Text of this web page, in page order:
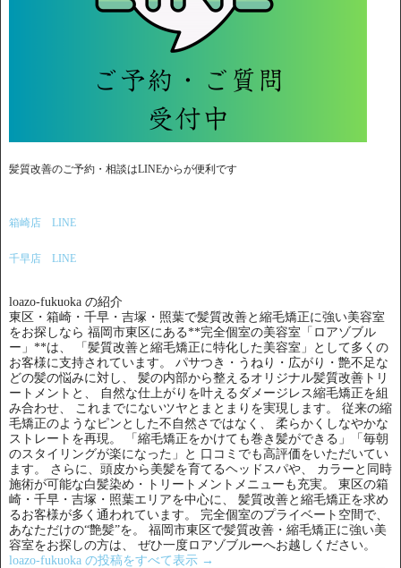
髪質改善のご予約・相談はLINEからが便利です
箱崎店 LINE
千早店 LINE
loazo-fukuoka の紹介
東区・箱崎・千早・吉塚・照葉で髪質改善と縮毛矯正に強い美容室
をお探しなら 福岡市東区にある**完全個室の美容室「ロアゾブル
ー」**は、 「髪質改善と縮毛矯正に特化した美容室」として多くの
お客様に支持されています。 パサつき・うねり・広がり・艶不足な
どの髪の悩みに対し、 髪の内部から整えるオリジナル髪質改善トリ
ートメントと、 自然な仕上がりを叶えるダメージレス縮毛矯正を組
み合わせ、 これまでにないツヤとまとまりを実現します。 従来の縮
毛矯正のようなピンとした不自然さではなく、 柔らかくしなやかな
ストレートを再現。 「縮毛矯正をかけても巻き髪ができる」「毎朝
のスタイリングが楽になった」と 口コミでも高評価をいただいてい
ます。 さらに、頭皮から美髪を育てるヘッドスパや、 カラーと同時
施術が可能な白髪染め・トリートメントメニューも充実。 東区の箱
崎・千早・吉塚・照葉エリアを中心に、 髪質改善と縮毛矯正を求め
るお客様が多く通われています。 完全個室のプライベート空間で、
あなただけの“艶髪”を。 福岡市東区で髪質改善・縮毛矯正に強い美
容室をお探しの方は、 ぜひ一度ロアゾブルーへお越しください。
loazo-fukuoka の投稿をすべて表示 →